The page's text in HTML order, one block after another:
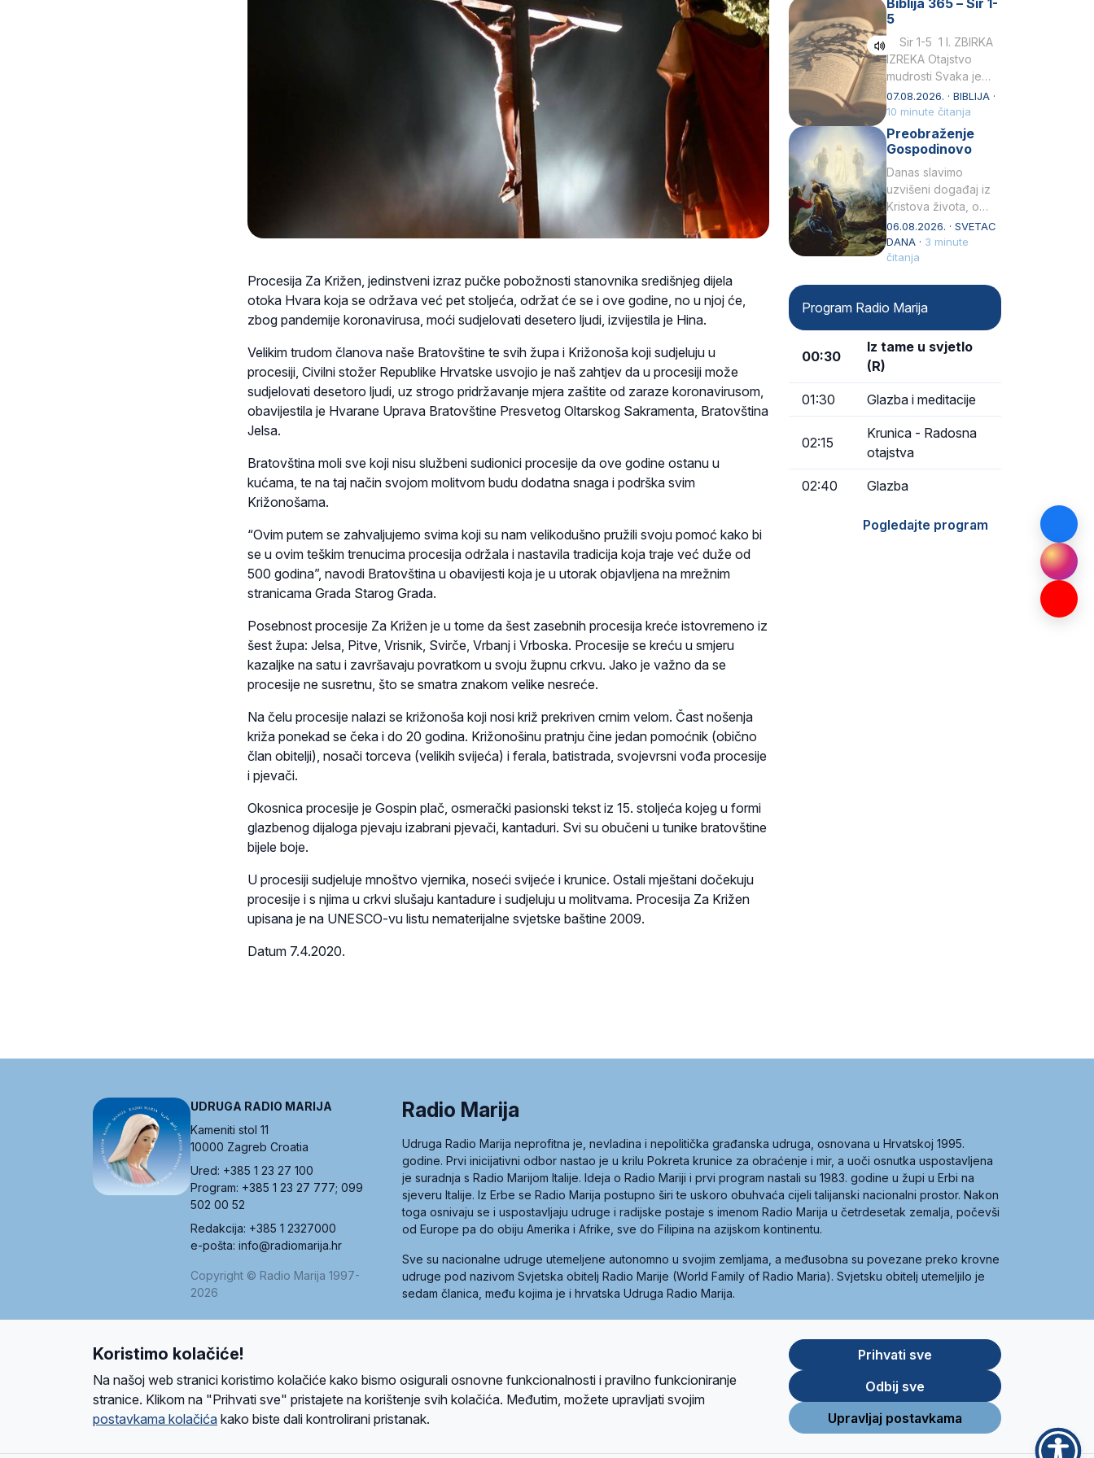
Procesija Za Križen, jedinstveni izraz pučke pobožnosti stanovnika središnjeg dijela
otoka Hvara koja se održava već pet stoljeća, održat će se i ove godine, no u njoj će,
zbog pandemije koronavirusa, moći sudjelovati desetero ljudi, izvijestila je Hina.
Velikim trudom članova naše Bratovštine te svih župa i Križonoša koji sudjeluju u
procesiji, Civilni stožer Republike Hrvatske usvojio je naš zahtjev da u procesiji može
sudjelovati desetoro ljudi, uz strogo pridržavanje mjera zaštite od zaraze koronavirusom,
obavijestila je Hvarane Uprava Bratovštine Presvetog Oltarskog Sakramenta, Bratovština
Jelsa.
Bratovština moli sve koji nisu službeni sudionici procesije da ove godine ostanu u
kućama, te na taj način svojom molitvom budu dodatna snaga i podrška svim
Križonošama.
“Ovim putem se zahvaljujemo svima koji su nam velikodušno pružili svoju pomoć kako bi
se u ovim teškim trenucima procesija održala i nastavila tradicija koja traje već duže od
500 godina”, navodi Bratovština u obavijesti koja je u utorak objavljena na mrežnim
stranicama Grada Starog Grada.
Posebnost procesije Za Križen je u tome da šest zasebnih procesija kreće istovremeno iz
šest župa: Jelsa, Pitve, Vrisnik, Svirče, Vrbanj i Vrboska. Procesije se kreću u smjeru
kazaljke na satu i završavaju povratkom u svoju župnu crkvu. Jako je važno da se
procesije ne susretnu, što se smatra znakom velike nesreće.
Na čelu procesije nalazi se križonoša koji nosi križ prekriven crnim velom. Čast nošenja
križa ponekad se čeka i do 20 godina. Križonošinu pratnju čine jedan pomoćnik (obično
član obitelji), nosači torceva (velikih svijeća) i ferala, batistrada, svojevrsni vođa procesije
i pjevači.
Okosnica procesije je Gospin plač, osmerački pasionski tekst iz 15. stoljeća kojeg u formi
glazbenog dijaloga pjevaju izabrani pjevači, kantaduri. Svi su obučeni u tunike bratovštine
bijele boje.
U procesiji sudjeluje mnoštvo vjernika, noseći svijeće i krunice. Ostali mještani dočekuju
procesije i s njima u crkvi slušaju kantadure i sudjeluju u molitvama. Procesija Za Križen
upisana je na UNESCO-vu listu nematerijalne svjetske baštine 2009.
Datum 7.4.2020.
rođenjem Grk.
Obnovio je odnose s
afričkim…
Biblija 365 – Sir 1-
5
Sir 1-5 1 I. ZBIRKA
IZREKA Otajstvo
mudrosti Svaka je
mudrost od Gospoda
i s njime je dovijeka.2
Tko će…
07.08.2026. · BIBLIJA ·
10 minute čitanja
Preobraženje
Gospodinovo
Danas slavimo
uzvišeni događaj iz
Kristova života, o
kojem nas izvješćuju
evanđelisti Matej,
Marko i Luka te sveti
06.08.2026. · SVETAC
DANA · 3 minute
čitanja
Program Radio Marija
00:30
Iz tame u svjetlo
(R)
01:30 Glazba i meditacije
02:15
Krunica - Radosna
otajstva
02:40 Glazba
Pogledajte program
UDRUGA RADIO MARIJA
Kameniti stol 11
10000 Zagreb Croatia
Ured: +385 1 23 27 100
Program: +385 1 23 27 777; 099
502 00 52
Redakcija: +385 1 2327000
e-pošta: info@radiomarija.hr
Copyright © Radio Marija 1997-
2026
Radio Marija
Udruga Radio Marija neprofitna je, nevladina i nepolitička građanska udruga, osnovana u Hrvatskoj 1995.
godine. Prvi inicijativni odbor nastao je u krilu Pokreta krunice za obraćenje i mir, a uoči osnutka uspostavljena
je suradnja s Radio Marijom Italije. Ideja o Radio Mariji i prvi program nastali su 1983. godine u župi u Erbi na
sjeveru Italije. Iz Erbe se Radio Marija postupno širi te uskoro obuhvaća cijeli talijanski nacionalni prostor. Nakon
toga osnivaju se i uspostavljaju udruge i radijske postaje s imenom Radio Marija u četrdesetak zemalja, počevši
od Europe pa do obiju Amerika i Afrike, sve do Filipina na azijskom kontinentu.
Sve su nacionalne udruge utemeljene autonomno u svojim zemljama, a međusobna su povezane preko krovne
udruge pod nazivom Svjetska obitelj Radio Marije (World Family of Radio Maria). Svjetsku obitelj utemeljilo je
sedam članica, među kojima je i hrvatska Udruga Radio Marija.
Ova stranica je zaštićena Google reCAPTCHA sustavom Store
Koristimo kolačiće!
Na našoj web stranici koristimo kolačiće kako bismo osigurali osnovne funkcionalnosti i pravilno funkcioniranje
stranice. Klikom na "Prihvati sve" pristajete na korištenje svih kolačića. Međutim, možete upravljati svojim
postavkama kolačića kako biste dali kontrolirani pristanak.
Prihvati sve
Odbij sve
Upravljaj postavkama